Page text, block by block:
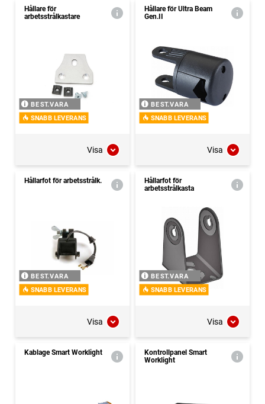
Hållare för
arbetsstrålkastare
BEST.VARA
SNABB LEVERANS
Visa
Hållare för Ultra Beam
Gen.II
BEST.VARA
SNABB LEVERANS
Visa
Hållarfot för arbetsstrålk.
BEST.VARA
SNABB LEVERANS
Visa
Hållarfot för
arbetsstrålkasta
BEST.VARA
SNABB LEVERANS
Visa
Kablage Smart Worklight
Kontrollpanel Smart
Worklight